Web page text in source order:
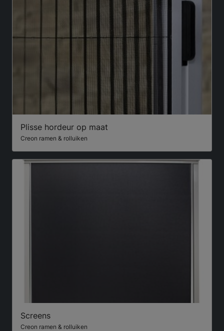
Plisse hordeur op maat
Creon ramen & rolluiken
Screens
Creon ramen & rolluiken